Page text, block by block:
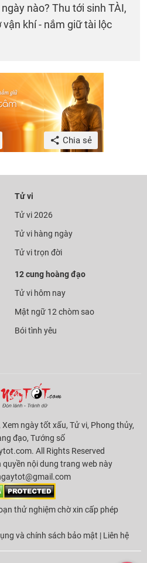
nào? Thu tới sinh TÀI,
vận khí - nắm giữ tài lộc
Chia sẻ
Tử vi
Tử vi 2026
Tử vi hàng ngày
Tử vi trọn đời
12 cung hoàng đạo
Tử vi hôm nay
Mật ngữ 12 chòm sao
Bói tình yêu
ngày tốt xấu, Tử vi, Phong thủy,
đạo, Tướng số
All Rights Reserved
quyền nội dung trang web này
thử nghiệm chờ xin cấp phép
và chính sách bảo mật | Liên hệ